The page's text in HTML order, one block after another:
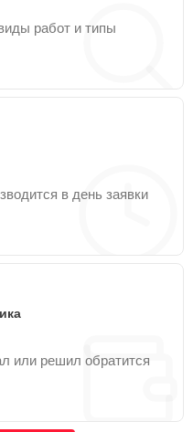
работ и типы
в день заявки
или решил обратится